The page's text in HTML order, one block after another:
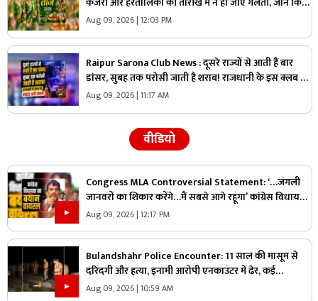
दिन रखना है कौन-सा व्रत
Aug 09, 2026 | 12:03 PM
Raipur Sarona Club News : दूसरे राज्यों से आती हैं बार
डांसर, सुबह तक परोसी जाती है शराब! राजधानी के इस क्लब का
VIDEO सामने आते ही मचा हड़कंप
Aug 09, 2026 | 11:17 AM
वीडियो
Congress MLA Controversial Statement: ‘…जंगली
जानवरों का शिकार करेंगे…मैं सबसे आगे रहूंगा’ कांग्रेस विधायक
ने दिया विवादित बयान, वायरल हो रहा वीडियो
Aug 09, 2026 | 12:17 PM
Bulandshahr Police Encounter: 11 साल की मासूम से
दरिंदगी और हत्या, इनामी आरोपी एनकाउंटर में ढेर, कई
पुलिसकर्मी भी घायल
Aug 09, 2026 | 10:59 AM